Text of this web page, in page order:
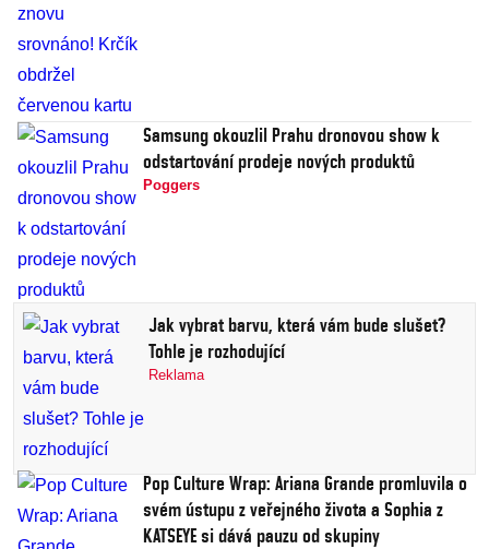
Samsung okouzlil Prahu dronovou show k
odstartování prodeje nových produktů
Poggers
Jak vybrat barvu, která vám bude slušet?
Tohle je rozhodující
Reklama
Pop Culture Wrap: Ariana Grande promluvila o
svém ústupu z veřejného života a Sophia z
KATSEYE si dává pauzu od skupiny